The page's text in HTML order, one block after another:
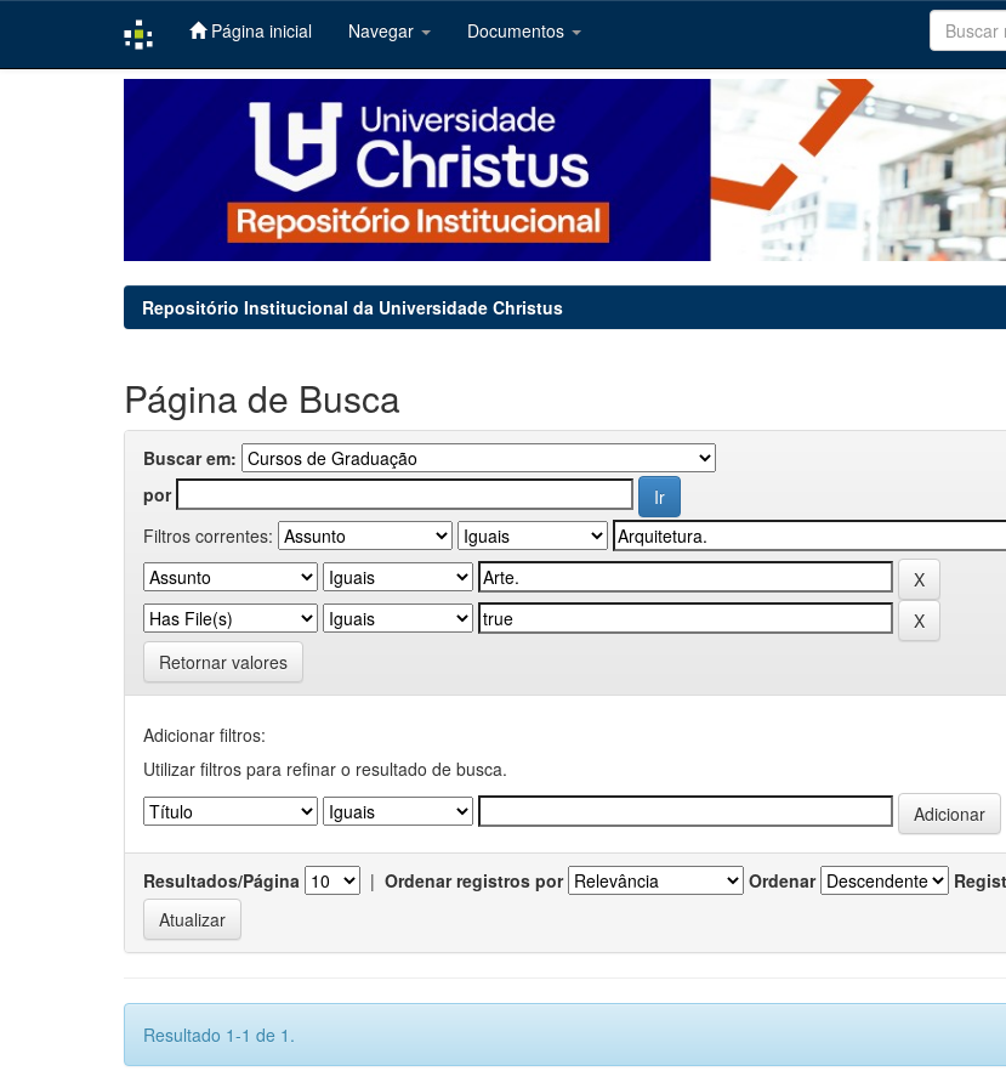
Página inicial Navegar Documentos
Repositório Institucional da Universidade Christus
Página de Busca
Buscar em:
por
Filtros correntes:
Retornar valores
Adicionar filtros:
Utilizar filtros para refinar o resultado de busca.
Resultados/Página | Ordenar registros por Ordenar
Resultado 1-1 de 1.